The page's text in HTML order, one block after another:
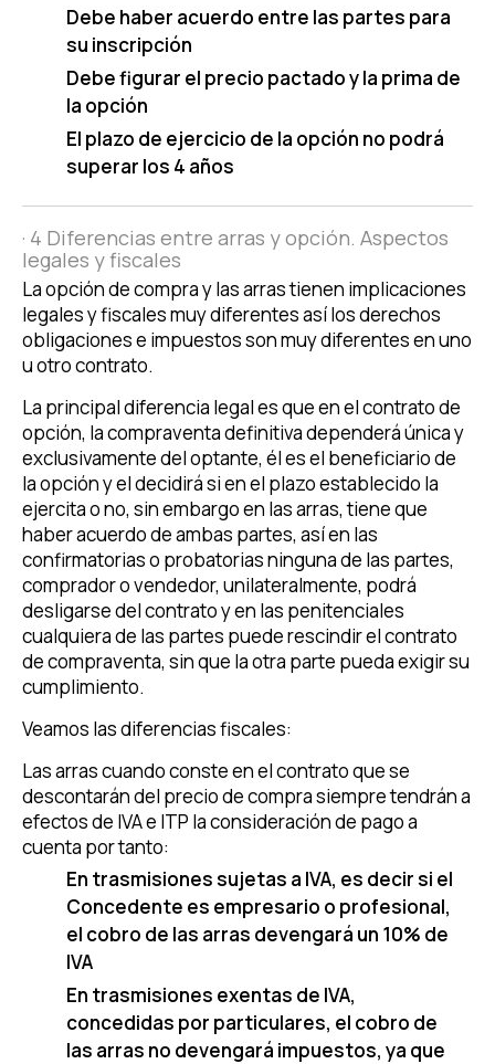
Debe haber acuerdo entre las partes para
su inscripción
Debe figurar el precio pactado y la prima de
la opción
El plazo de ejercicio de la opción no podrá
superar los 4 años
· 4 Diferencias entre arras y opción. Aspectos
legales y fiscales
La opción de compra y las arras tienen implicaciones
legales y fiscales muy diferentes así los derechos
obligaciones e impuestos son muy diferentes en uno
u otro contrato.
La principal diferencia legal es que en el contrato de
opción, la compraventa definitiva dependerá única y
exclusivamente del optante, él es el beneficiario de
la opción y el decidirá si en el plazo establecido la
ejercita o no, sin embargo en las arras, tiene que
haber acuerdo de ambas partes, así en las
confirmatorias o probatorias ninguna de las partes,
comprador o vendedor, unilateralmente, podrá
desligarse del contrato y en las penitenciales
cualquiera de las partes puede rescindir el contrato
de compraventa, sin que la otra parte pueda exigir su
cumplimiento.
Veamos las diferencias fiscales:
Las arras cuando conste en el contrato que se
descontarán del precio de compra siempre tendrán a
efectos de IVA e ITP la consideración de pago a
cuenta por tanto:
En trasmisiones sujetas a IVA, es decir si el
Concedente es empresario o profesional,
el cobro de las arras devengará un 10% de
IVA
En trasmisiones exentas de IVA,
concedidas por particulares, el cobro de
las arras no devengará impuestos, ya que